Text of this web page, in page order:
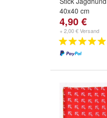
40x40 cm
4,90 €
+ 2,00 € Versand